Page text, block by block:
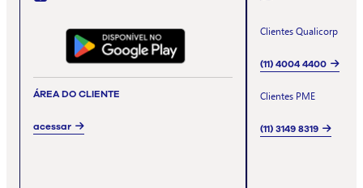
ÁREA DO CLIENTE
acessar
Clientes Qualicorp
(11) 4004 4400
Clientes PME
(11) 3149 8319